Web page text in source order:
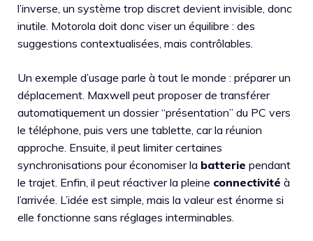
l’inverse, un système trop discret devient invisible, donc
inutile. Motorola doit donc viser un équilibre : des
suggestions contextualisées, mais contrôlables.
Un exemple d’usage parle à tout le monde : préparer un
déplacement. Maxwell peut proposer de transférer
automatiquement un dossier “présentation” du PC vers
le téléphone, puis vers une tablette, car la réunion
approche. Ensuite, il peut limiter certaines
synchronisations pour économiser la batterie pendant
le trajet. Enfin, il peut réactiver la pleine connectivité à
l’arrivée. L’idée est simple, mais la valeur est énorme si
elle fonctionne sans réglages interminables.